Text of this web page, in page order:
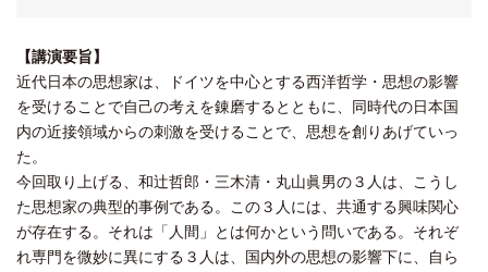
【講演要旨】
近代日本の思想家は、ドイツを中心とする西洋哲学・思想の影響
を受けることで自己の考えを錬磨するとともに、同時代の日本国
内の近接領域からの刺激を受けることで、思想を創りあげていっ
た。
今回取り上げる、和辻哲郎・三木清・丸山眞男の３人は、こうし
た思想家の典型的事例である。この３人には、共通する興味関心
が存在する。それは「人間」とは何かという問いである。それぞ
れ専門を微妙に異にする３人は、国内外の思想の影響下に、自ら